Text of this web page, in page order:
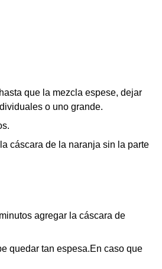
que la mezcla espese, dejar
o uno grande.
cáscara de la naranja sin la parte
agregar la cáscara de
quedar tan espesa.En caso que